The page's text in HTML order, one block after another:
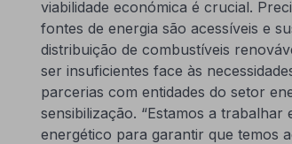
viabilidade económica é crucial.
fontes de energia são acessíveis e
distribuição de combustíveis
ser insuficientes face às
parcerias com entidades do setor
sensibilização. “Estamos a
energético para garantir que temos